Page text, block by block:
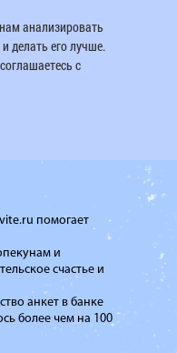
помогает
и
счастье и
анкет в банке
более чем на 100
анализировать
делать его лучше.
с